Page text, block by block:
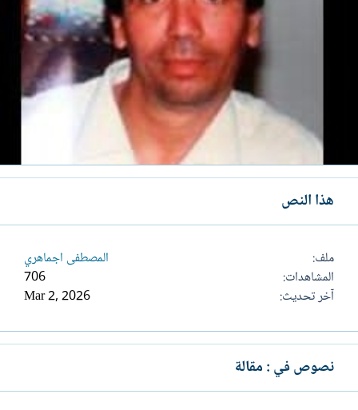
هذا النص
ملف
المصطفى اجماهري
المشاهدات
706
آخر تحديث
Mar 2, 2026
نصوص في : مقالة